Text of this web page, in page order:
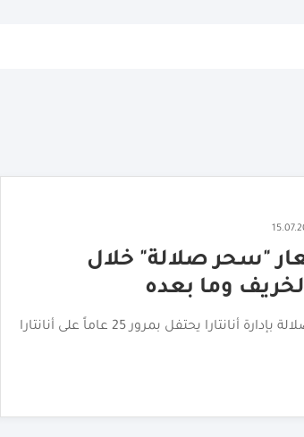
مسقط يحصل
المفتاح الأخضر
يعكس التزامه بالضيافة المسؤولة والحفاظ